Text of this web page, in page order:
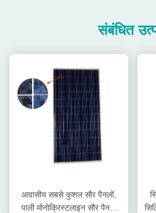
संबंधित
आवासीय सबसे कुशल सौर पैनलों,
पाली मोनोक्रिस्टलाइन सौर पैनलों